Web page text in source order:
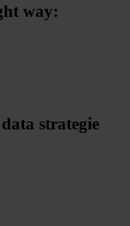
way:
strategie